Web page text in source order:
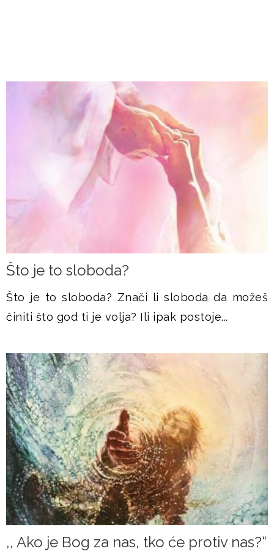
Što je to sloboda?
Što je to sloboda? Znači li sloboda da možeš
činiti što god ti je volja? Ili ipak postoje...
,, Ako je Bog za nas, tko će protiv nas?“